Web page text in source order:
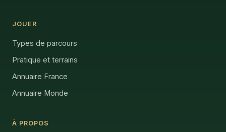
JOUER
Types de parcours
Pratique et terrains
Annuaire France
Annuaire Monde
À PROPOS